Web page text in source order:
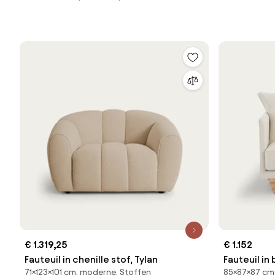
€ 1.319,25
Fauteuil in chenille stof, Tylan
71×123×101 cm, moderne, Stoffen
€ 1.152
Fauteuil in
85×87×87